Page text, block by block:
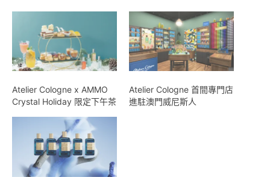
Atelier Cologne x AMMO
Crystal Holiday 限定下午茶
Atelier Cologne 首間專門店
進駐澳門威尼斯人